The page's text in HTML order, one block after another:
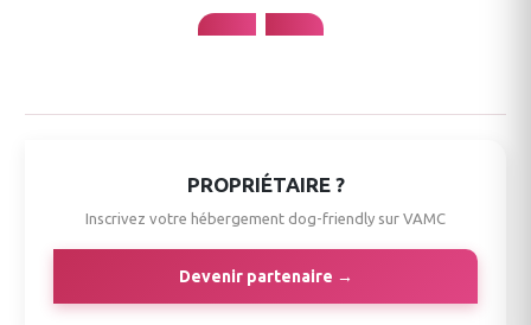
PROPRIÉTAIRE ?
Inscrivez votre hébergement dog-friendly sur VAMC
Devenir partenaire →